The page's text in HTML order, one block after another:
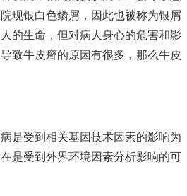
现银白色鳞屑，因此也被称为银屑
的生命，但对病人身心的危害和影
致牛皮癣的原因有很多，那么牛皮
受到相关基因技术因素的影响为
是受到外界环境因素分析影响的可